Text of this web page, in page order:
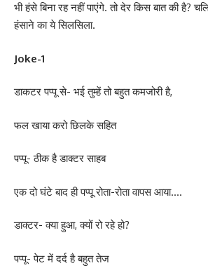
भी हंसे बिना रह नहीं पाएंगे. तो देर किस बात की है?
हंसाने का ये सिलसिला.
Joke-1
डाकटर पप्पू से- भई तुम्हें तो बहुत कमजोरी है,
फल खाया करो छिलके सहित
पप्पू- ठीक है डाक्टर साहब
एक दो घंटे बाद ही पप्पू रोता-रोता वापस आया….
डाक्टर- क्या हुआ, क्यों रो रहे हो?
पप्पू- पेट में दर्द है बहुत तेज